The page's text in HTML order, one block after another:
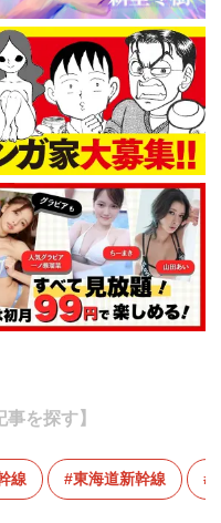
を探す】
線 東海道新幹線